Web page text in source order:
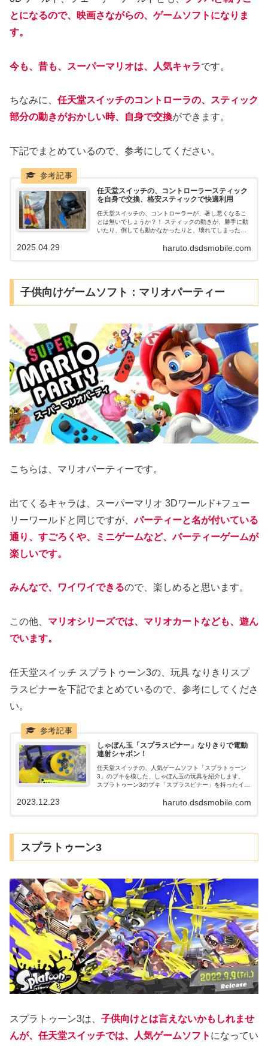
とになるので、映画さながらの、ゲームソフトになりま
す。
今も、昔も、スーパーマリオは、人気キャラです。
ちなみに、 任天堂スイッチのコントローラの、スティック
部分の動きがおかしい時、自身で交換ができます。
下記でまとめているので、参考にしてください。
任天堂スイッチの、コントローラースティック
を自身で交換、格安スティックで快適利用
任天堂スイッチの、コントローラーが、著し悪くなるこ
とは無いでしょうか？！ スティックの動きが、勝手に動
いたり、倒しても動かなかったりと、壊れてしまった
しいコントローラーを買うのは、高額で、買いたくない
haruto.dsdsmobile.com
2025.04.29
子供向けゲームソフト：マリオパーティー
こちらは、マリオパーティーです。
出てくるキャラは、スーパーマリオ 3Dワールド+フュー
リーワールドと同じですが、パーティーと名が付いている
通り、すごろくや、ミニゲームなど、パーティーゲームが
楽しいです。
みんなで、ワイワイできるので、楽しめると思います。
この他、 マリオシリーズでは、マリオカートなども、遊ん
でいます。
任天堂スイッチ スプラトゥーン3の、玩具 なりきりスプ
ラスピナーを下記でまとめているので、参考にしてくださ
い。
しゃぼん玉「スプラスピナー」なりきりで電動
連射シャボン！
任天堂スイッチの、人気ゲームソフト「スプラトゥーン
3」のブキを模した、しゃぼん玉の玩具を紹介します。
スプラトゥーン3のブキ「スプラスピナー」を持ったイカ
の、電動式なので、ボタン一つで、連射できるので、面
haruto.dsdsmobile.com
2023.12.23
スプラトゥーン3
スプラトゥーン3は、 子供向けとは言えないかもしれませ
んが、任天堂スイッチでは、人気ゲームソフト になってい